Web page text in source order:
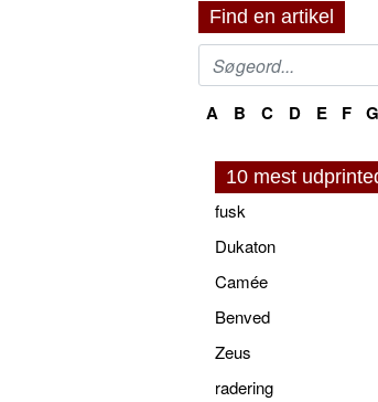
Find en artikel
A B C D E F G
10 mest
fusk
Dukaton
Camée
Benved
Zeus
radering